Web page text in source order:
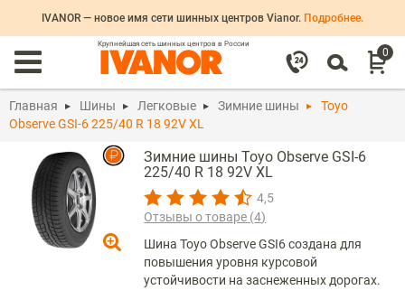
IVANOR — новое имя сети шинных центров Vianor. Подробнее.
0
Крупнейшая сеть шинных центров в России
Главная Шины Легковые Зимние шины
Toyo
Observe GSI-6 225/40 R 18 92V XL
Зимние шины Toyo Observe GSI-6
225/40 R 18 92V XL
4,5
Отзывы о товаре (4)
Шина Toyo Observe GSI6 создана для
повышения уровня курсовой
устойчивости на заснеженных дорогах.